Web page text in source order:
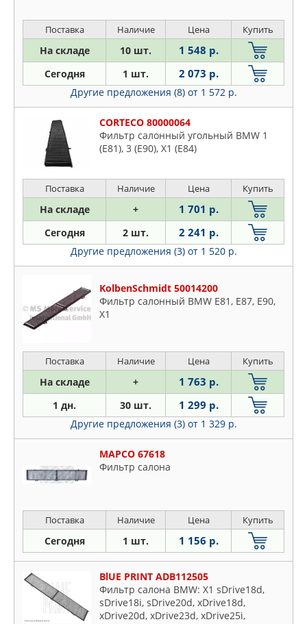
Поставка Наличие Цена Купить
На складе 10 шт. 1 548 р.
Сегодня 1 шт. 2 073 р.
Другие предложения (8) от 1 572 р.
CORTECO 80000064
Фильтр салонный угольный BMW 1
(E81), 3 (E90), X1 (E84)
Поставка Наличие Цена Купить
На складе + 1 701 р.
Сегодня 2 шт. 2 241 р.
Другие предложения (3) от 1 520 р.
KolbenSchmidt 50014200
Фильтр салонный BMW E81, E87, E90,
X1
Поставка Наличие Цена Купить
На складе + 1 763 р.
1 дн. 30 шт. 1 299 р.
Другие предложения (3) от 1 329 р.
MAPCO 67618
Фильтр салона
Поставка Наличие Цена Купить
Сегодня 1 шт. 1 156 р.
BlUE PRINT ADB112505
Фильтр салона BMW: X1 sDrive18d,
sDrive18i, sDrive20d, xDrive18d,
xDrive20d, xDrive23d, xDrive25i,